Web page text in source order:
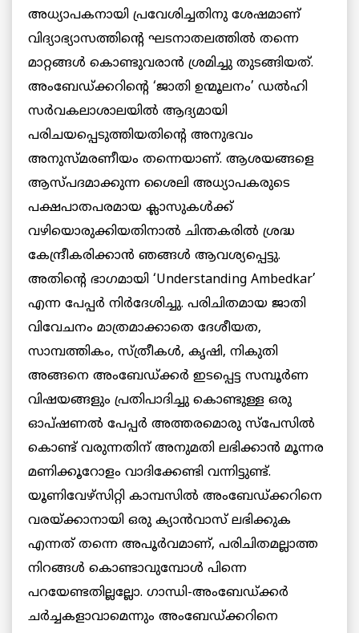
അധ്യാപകനായി പ്രവേശിച്ചതിനു ശേഷമാണ്
വിദ്യാഭ്യാസത്തിന്റെ ഘടനാതലത്തിൽ തന്നെ
മാറ്റങ്ങൾ കൊണ്ടുവരാൻ ശ്രമിച്ചു തുടങ്ങിയത്.
അംബേഡ്ക്കറിന്റെ ‘ജാതി ഉന്മൂലനം’ ഡൽഹി
സർവകലാശാലയിൽ ആദ്യമായി
പരിചയപ്പെടുത്തിയതിന്റെ അനുഭവം
അനുസ്മരണീയം തന്നെയാണ്. ആശയങ്ങളെ
ആസ്പദമാക്കുന്ന ശൈലി അധ്യാപകരുടെ
പക്ഷപാതപരമായ ക്ലാസുകൾക്ക്
വഴിയൊരുക്കിയതിനാൽ ചിന്തകരിൽ ശ്രദ്ധ
കേന്ദ്രീകരിക്കാൻ ഞങ്ങൾ ആവശ്യപ്പെട്ടു.
അതിന്റെ ഭാഗമായി ‘Understanding Ambedkar’
എന്ന പേപ്പർ നിർദേശിച്ചു. പരിചിതമായ ജാതി
വിവേചനം മാത്രമാക്കാതെ ദേശീയത,
സാമ്പത്തികം, സ്ത്രീകൾ, കൃഷി, നികുതി
അങ്ങനെ അംബേഡ്ക്കർ ഇടപ്പെട്ട സമ്പൂർണ
വിഷയങ്ങളും പ്രതിപാദിച്ചു കൊണ്ടുള്ള ഒരു
ഓപ്ഷണൽ പേപ്പർ അത്തരമൊരു സ്പേസിൽ
കൊണ്ട് വരുന്നതിന് അനുമതി ലഭിക്കാൻ മൂന്നര
മണിക്കൂറോളം വാദിക്കേണ്ടി വന്നിട്ടുണ്ട്.
യൂണിവേഴ്സിറ്റി കാമ്പസിൽ അംബേഡ്ക്കറിനെ
വരയ്ക്കാനായി ഒരു ക്യാൻവാസ് ലഭിക്കുക
എന്നത് തന്നെ അപൂർവമാണ്, പരിചിതമല്ലാത്ത
നിറങ്ങൾ കൊണ്ടാവുമ്പോൾ പിന്നെ
പറയേണ്ടതില്ലല്ലോ. ഗാന്ധി-അംബേഡ്ക്കർ
ചർച്ചകളാവാമെന്നും അംബേഡ്ക്കറിനെ